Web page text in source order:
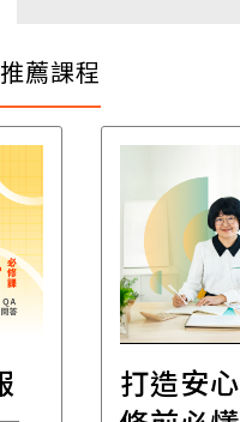
推薦課程
打造安